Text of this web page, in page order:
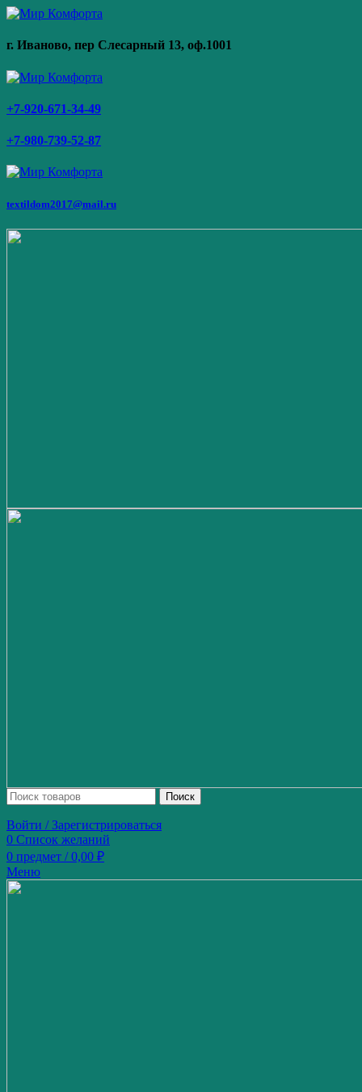
г. Иваново, пер Слесарный 13, оф.1001
+7-920-671-34-49
+7-980-739-52-87
textildom2017@mail.ru
Поиск
Войти / Зарегистрироваться
0 Список желаний
0 предмет / 0,00 ₽
Меню